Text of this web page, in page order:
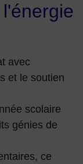
avec
et le soutien
scolaire
génies de
ce